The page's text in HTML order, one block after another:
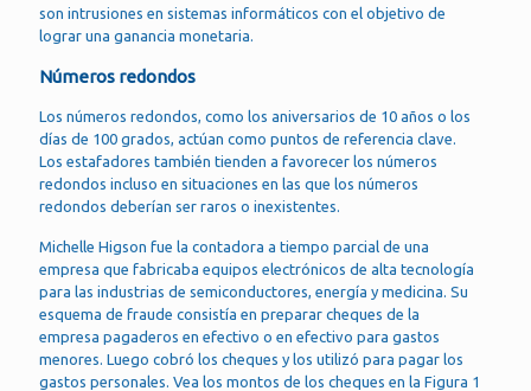
son intrusiones en sistemas informáticos con el objetivo de
lograr una ganancia monetaria.
Números redondos
Los números redondos, como los aniversarios de 10 años o los
días de 100 grados, actúan como puntos de referencia clave.
Los estafadores también tienden a favorecer los números
redondos incluso en situaciones en las que los números
redondos deberían ser raros o inexistentes.
Michelle Higson fue la contadora a tiempo parcial de una
empresa que fabricaba equipos electrónicos de alta tecnología
para las industrias de semiconductores, energía y medicina. Su
esquema de fraude consistía en preparar cheques de la
empresa pagaderos en efectivo o en efectivo para gastos
menores. Luego cobró los cheques y los utilizó para pagar los
gastos personales. Vea los montos de los cheques en la Figura 1